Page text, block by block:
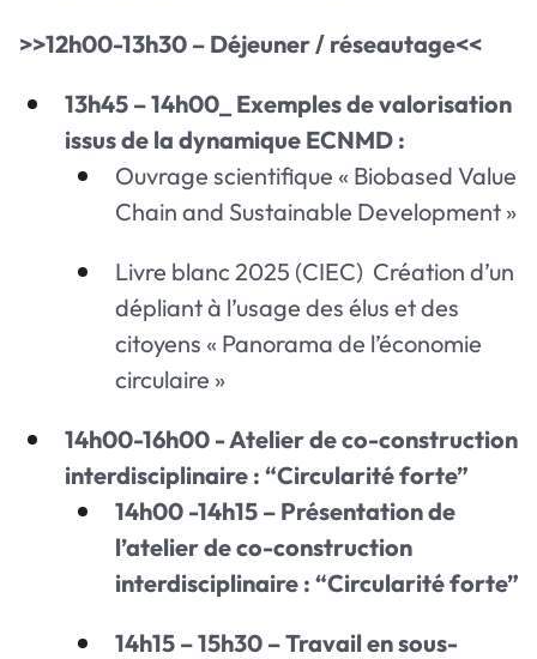
>>12h00-13h30 – Déjeuner / réseautage<<
13h45 – 14h00_ Exemples de valorisation
issus de la dynamique ECNMD :
Ouvrage scientifique « Biobased Value
Chain and Sustainable Development »
Livre blanc 2025 (CIEC) Création d’un
dépliant à l’usage des élus et des
citoyens « Panorama de l’économie
circulaire »
14h00-16h00 - Atelier de co-construction
interdisciplinaire : “Circularité forte”
14h00 -14h15 – Présentation de
l’atelier de co-construction
interdisciplinaire : “Circularité forte”
14h15 – 15h30 – Travail en sous-